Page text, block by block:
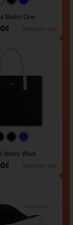
#faf0e6#000000
Metro One
-19%
#000000#000000
Metro Work
-16%